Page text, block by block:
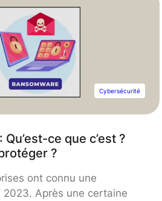
Cybersécurité
ce que c’est ?
?
ont connu une
Après une certaine